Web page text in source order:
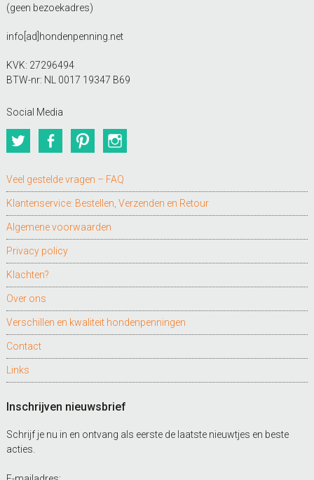
(geen bezoekadres)
info[ad]hondenpenning.net
KVK: 27296494
BTW-nr: NL 0017 19347 B69
Social Media
TwitterFacebookPinterest
Veel gestelde vragen – FAQ
Klantenservice: Bestellen, Verzenden en Retour
Algemene voorwaarden
Privacy policy
Klachten?
Over ons
Verschillen en kwaliteit hondenpenningen
Contact
Links
Inschrijven nieuwsbrief
Schrijf je nu in en ontvang als eerste de laatste nieuwtjes en beste
acties.